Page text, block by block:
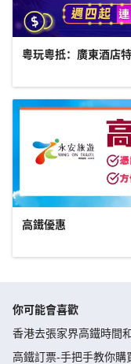
粵玩粵抵：廣東酒店
高鐵優惠
你可能會喜歡
香港去張家界高鐵時間
高鐵訂票-手把手教你購